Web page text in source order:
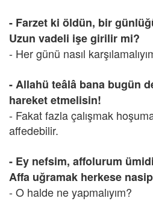
- Farzet ki öldün, bir
Uzun vadeli işe girilir mi?
- Her günü nasıl
- Allahü teâlâ bana bugün
hareket etmelisin!
- Fakat fazla çalışmak
affedebilir.
- Ey nefsim, affolurum
Affa uğramak herkese
- O halde ne yapmalıyım?